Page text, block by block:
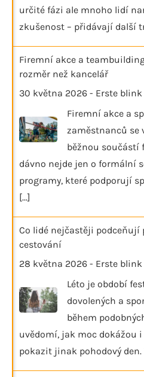
určité fázi ale mnoho lidí
zkušenost – přidávají další
Firemní akce a
rozměr než kancelář
30 května 2026 - Erste blink
Firemní akce a
zaměstnanců se
běžnou součástí
dávno nejde jen o formální
programy, které podporují
[...]
Co lidé nejčastěji
cestování
28 května 2026 - Erste blink
Léto je období
dovolených a
během
uvědomí, jak moc dokážou
pokazit jinak pohodový den.